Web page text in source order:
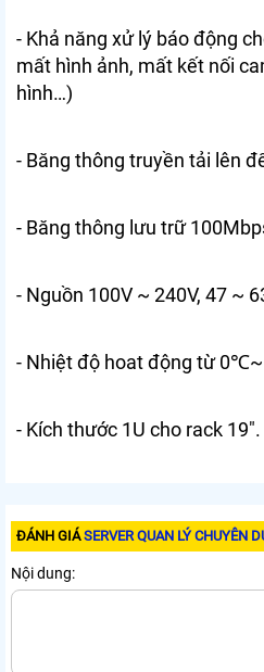
- Khả năng xử lý báo động
mất hình ảnh, mất kết nối
hình…)
- Băng thông truyền tải lên
- Băng thông lưu trữ
- Nguồn 100V ~ 240V, 47 ~
- Nhiệt độ hoat động từ
- Kích thước 1U cho rack 19″.
ĐÁNH GIÁSERVER QUAN LÝ CHUYÊN
Nội dung: